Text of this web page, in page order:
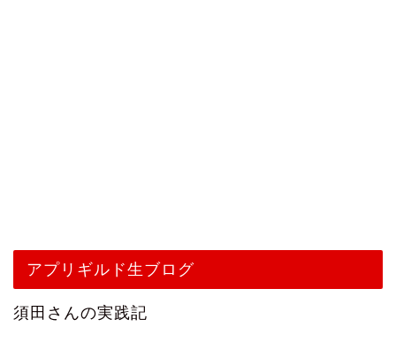
アプリギルド生ブログ
須田さんの実践記